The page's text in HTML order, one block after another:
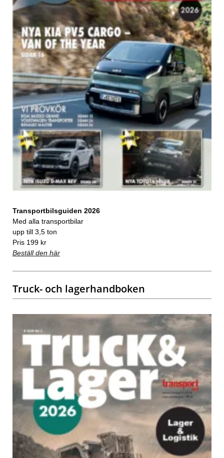
Transportbilsguiden 2026
Med alla transportbilar
upp till 3,5 ton
Pris 199 kr
Beställ den här
Truck- och lagerhandboken